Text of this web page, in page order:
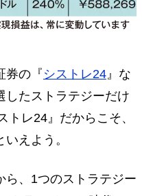
券の『 シストレ24』な
したストラテジーだけ
トレ24』だからこそ、
えよう。
、1つのストラテジー